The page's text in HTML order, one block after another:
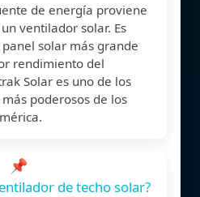
de energía proviene
ventilador solar. Es
solar más grande
rendimiento del
Solar es uno de los
poderosos de los
📌
de techo solar?